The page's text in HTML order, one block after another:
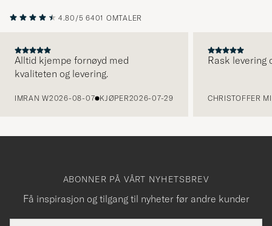
4.80/5 6401 OMTALER
Alltid kjempe fornøyd med
kvaliteten og levering.
IMRAN W2026-08-07 KJØPER2026-07-29
Rask levering
CHRISTOFFER
ABONNER PÅ VÅRT NYHETSBREV
Få inspirasjon og tilgang til nyheter før andre kunder